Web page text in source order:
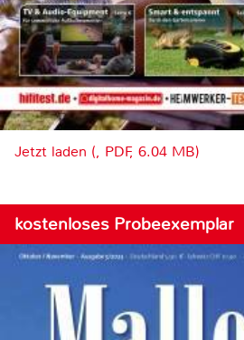
Jetzt laden (, PDF, 6.04 MB)
kostenloses Probeexemplar